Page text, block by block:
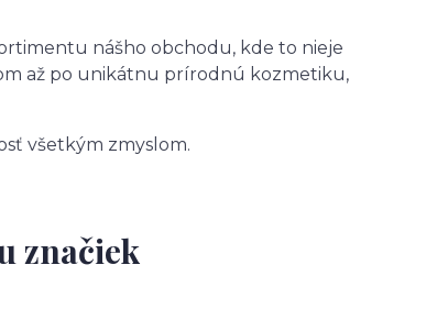
nášho obchodu, kde to nieje
až po unikátnu prírodnú kozmetiku,
všetkým zmyslom.
značiek